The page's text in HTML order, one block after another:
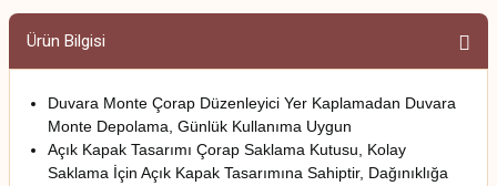
Ürün Bilgisi
Duvara Monte Çorap Düzenleyici Yer Kaplamadan Duvara
Monte Depolama, Günlük Kullanıma Uygun
Açık Kapak Tasarımı Çorap Saklama Kutusu, Kolay
Saklama İçin Açık Kapak Tasarımına Sahiptir, Dağınıklığa